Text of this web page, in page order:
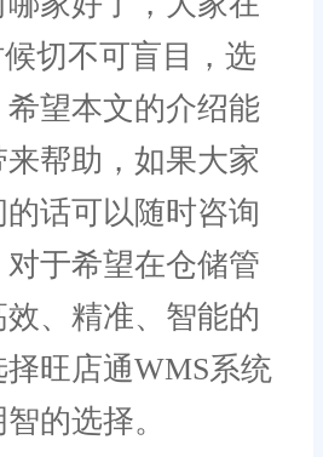
切不可盲目，选
望本文的介绍能
帮助，如果大家
话可以随时咨询
于希望在仓储管
、精准、智能的
旺店通WMS系统
的选择。